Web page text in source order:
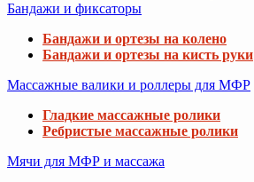
Бандажи и фиксаторы
Бандажи и ортезы на колено
Бандажи и ортезы на кисть руки
Массажные валики и роллеры для МФР
Гладкие массажные ролики
Ребристые массажные ролики
Мячи для МФР и массажа